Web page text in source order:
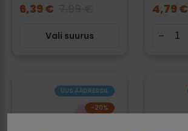
6,39 €
Vali suurus
4,79 €
UUS AADRESSIL
−20%